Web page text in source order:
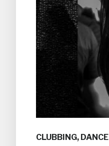
CLUBBING, DANCE